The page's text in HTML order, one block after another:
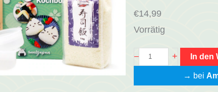
€14,99
Vorrätig
–
O
i
+ In den
→ bei